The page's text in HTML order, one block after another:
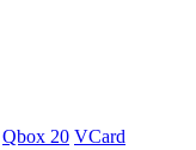
Qbox 20 VCard